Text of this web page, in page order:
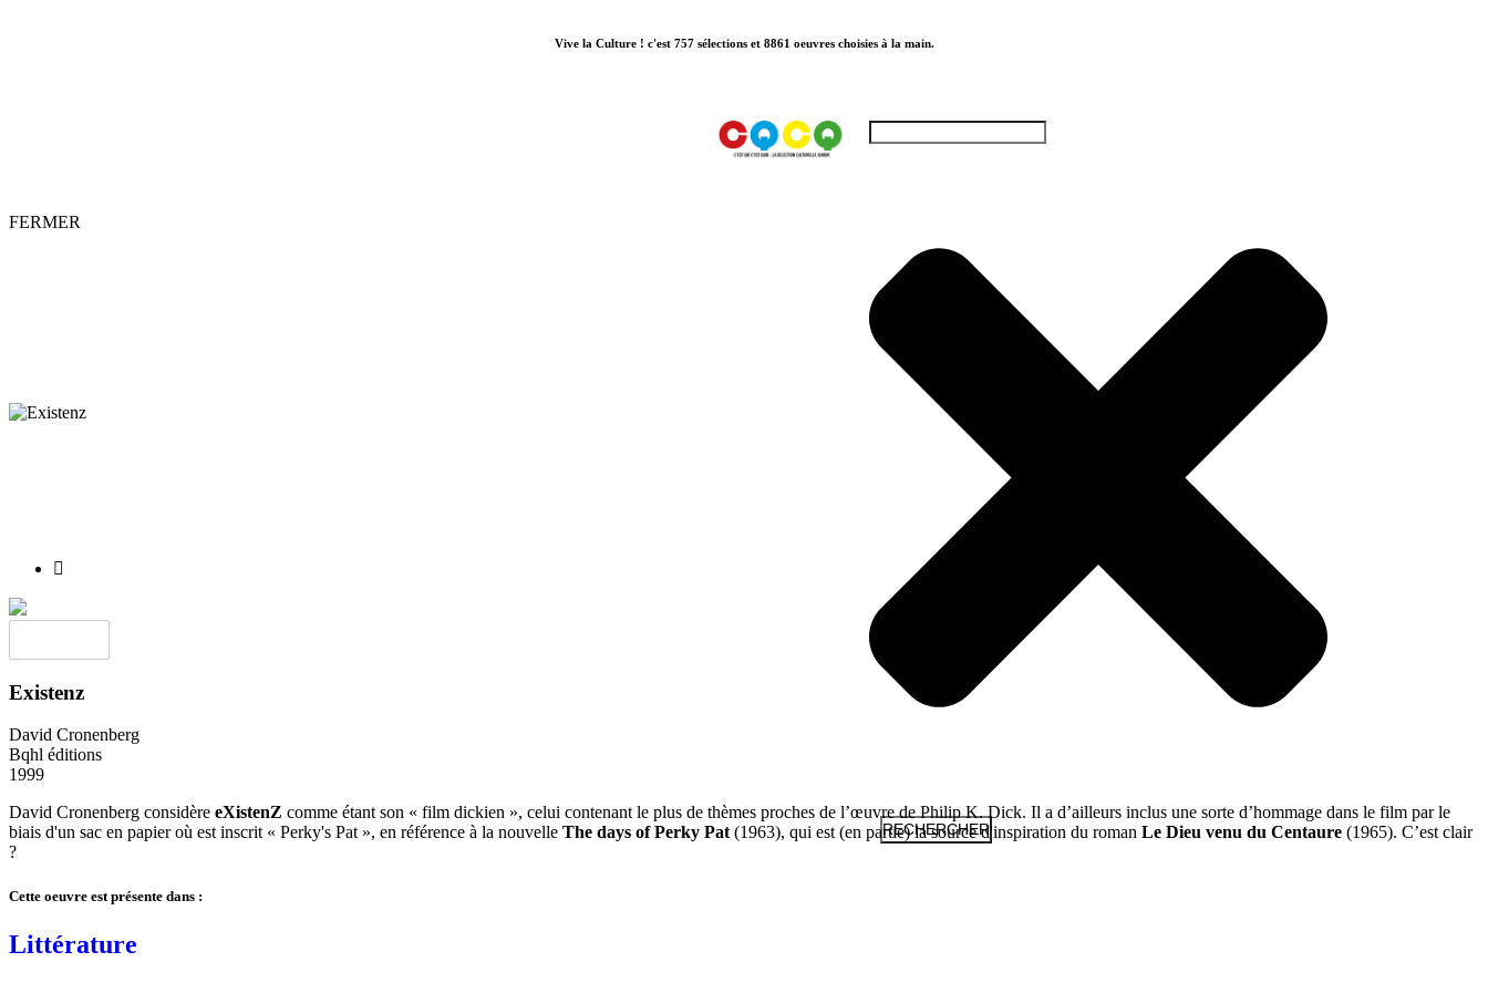
Vive la Culture ! c'est 757 sélections et 8861 oeuvres choisies à la main.
RECHERCHER
FERMER
Existenz
David Cronenberg
Bqhl éditions
1999
David Cronenberg considère eXistenZ comme étant son « film dickien », celui contenant le plus de thèmes proches de l’œuvre de Philip K. Dick. Il a d’ailleurs inclus une sorte d’hommage dans le film par le
biais d'un sac en papier où est inscrit « Perky's Pat », en référence à la nouvelle The days of Perky Pat (1963), qui est (en partie) la source d'inspiration du roman Le Dieu venu du Centaure (1965). C’est clair
?
Cette oeuvre est présente dans :
Littérature